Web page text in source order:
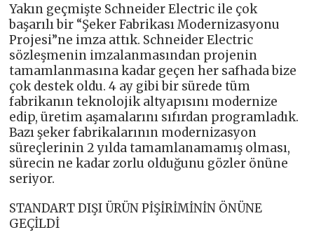
Yakın geçmişte Schneider Electric ile çok
başarılı bir “Şeker Fabrikası Modernizasyonu
Projesi”ne imza attık. Schneider Electric
sözleşmenin imzalanmasından projenin
tamamlanmasına kadar geçen her safhada bize
çok destek oldu. 4 ay gibi bir sürede tüm
fabrikanın teknolojik altyapısını modernize
edip, üretim aşamalarını sıfırdan programladık.
Bazı şeker fabrikalarının modernizasyon
süreçlerinin 2 yılda tamamlanamamış olması,
sürecin ne kadar zorlu olduğunu gözler önüne
seriyor.
STANDART DIŞI ÜRÜN PİŞİRİMİNİN ÖNÜNE
GEÇİLDİ